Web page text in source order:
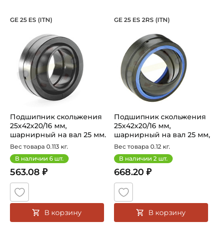
Подшипник скольжения 25х42х20/16
GE 25 ES (ITN)
Подшипник скольжения
25х42х20/16 мм,
шарнирный на вал 25 мм.
Артикул GE...
Вес товара 0.113 кг.
В наличии 6 шт.
563.08 ₽
В корзину
Подшипник
GE 25 ES 2RS (ITN)
Подшипник скольжения
25х42х20/16 мм,
шарнирный на вал 25 мм,
закрытый. ...
Вес товара 0.12 кг.
В наличии 2 шт.
668.20 ₽
В корзину